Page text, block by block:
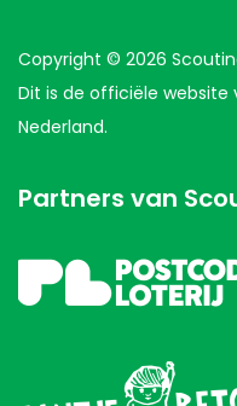
Copyright © 2026
Dit is de officiële website
Nederland.
Partners van